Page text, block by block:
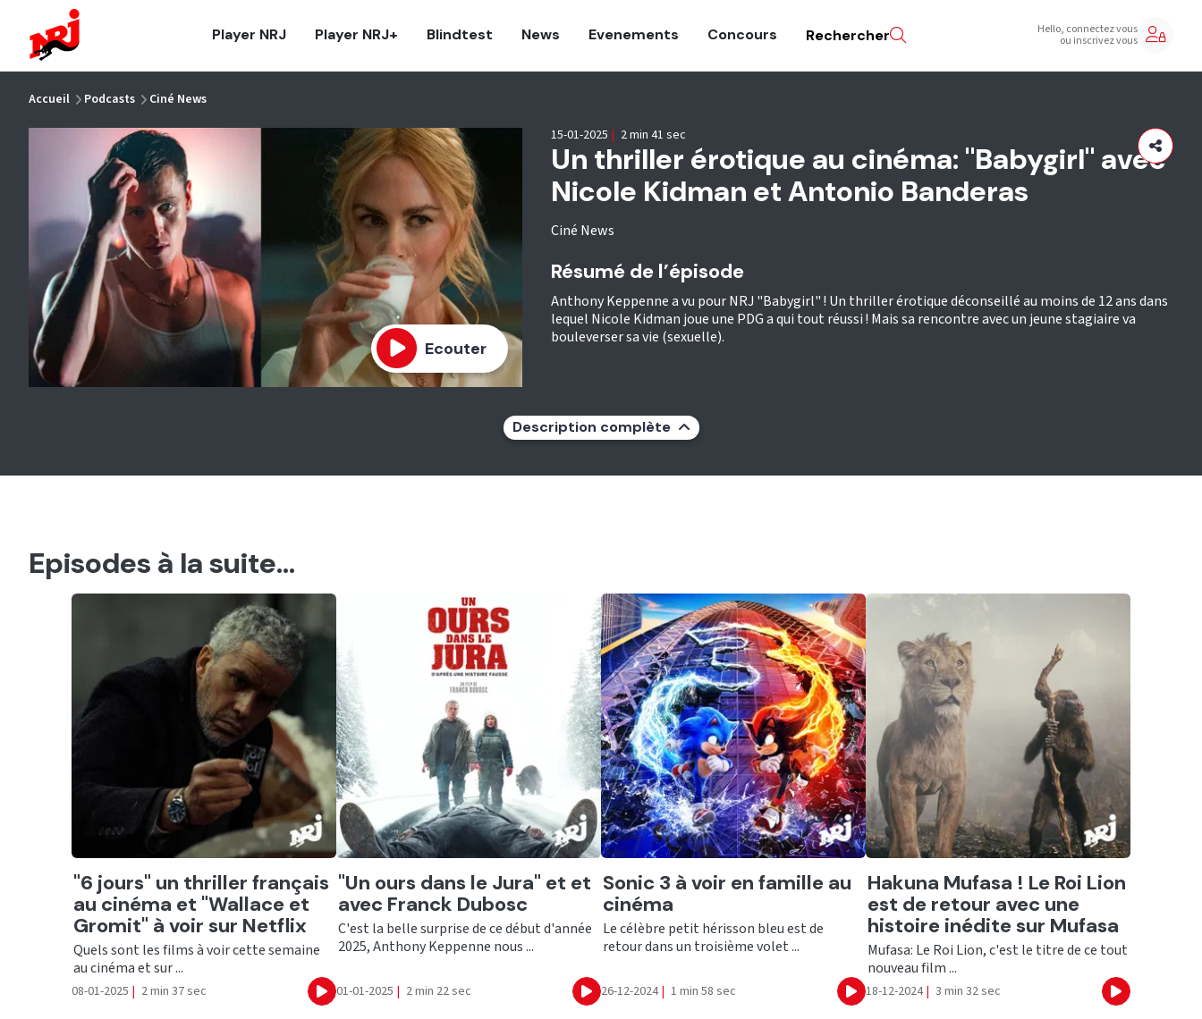
Player NRJ Player NRJ+ Blindtest News Evenements Concours Rechercher Hello, connectez vous
ou inscrivez vous
Accueil Podcasts Ciné News
Ecouter
Un thriller érotique au cinéma: "Babygirl" avec
Nicole Kidman et Antonio Banderas
Ciné News
15-01-2025 | 2 min 41 sec
Résumé de l’épisode
Anthony Keppenne a vu pour NRJ "Babygirl" ! Un thriller érotique déconseillé au moins de 12 ans dans
lequel Nicole Kidman joue une PDG a qui tout réussi ! Mais sa rencontre avec un jeune stagiaire va
bouleverser sa vie (sexuelle).
Description complète
Episodes à la suite...
Ecouter
"6 jours" un thriller français
au cinéma et "Wallace et
Gromit" à voir sur Netflix
Quels sont les films à voir cette semaine
au cinéma et sur ...
08-01-2025 | 2 min 37 sec Ecouter
Ecouter
"Un ours dans le Jura" et et
avec Franck Dubosc
C'est la belle surprise de ce début d'année
2025, Anthony Keppenne nous ...
01-01-2025 | 2 min 22 sec Ecouter
Ecouter
Sonic 3 à voir en famille au
cinéma
Le célèbre petit hérisson bleu est de
retour dans un troisième volet ...
26-12-2024 | 1 min 58 sec Ecouter
Ecouter
Hakuna Mufasa ! Le Roi Lion
est de retour avec une
histoire inédite sur Mufasa
Mufasa: Le Roi Lion, c'est le titre de ce tout
nouveau film ...
18-12-2024 | 3 min 32 sec Ecouter